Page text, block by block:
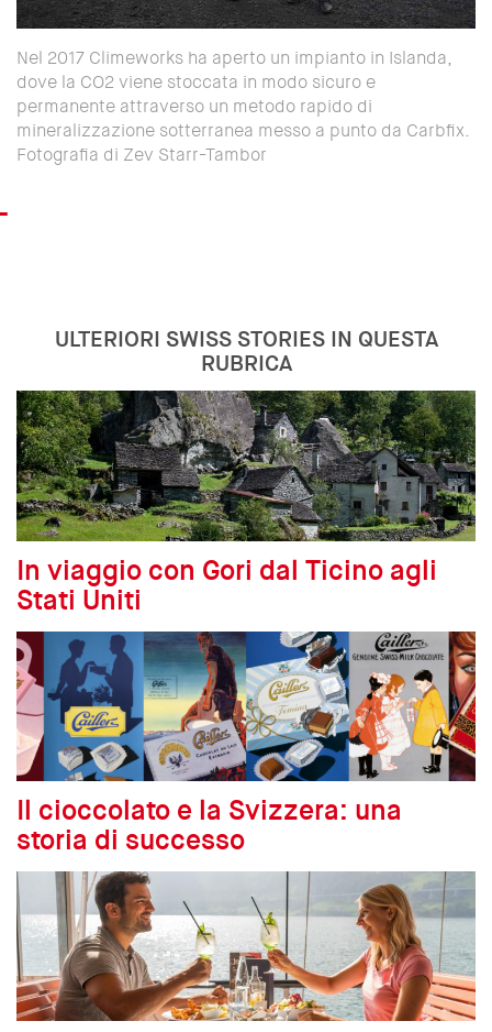
Nel 2017 Climeworks ha aperto un impianto in Islanda,
dove la CO2 viene stoccata in modo sicuro e
permanente attraverso un metodo rapido di
mineralizzazione sotterranea messo a punto da Carbfix.
Fotografia di Zev Starr-Tambor
ULTERIORI SWISS STORIES IN QUESTA
RUBRICA
In viaggio con Gori dal Ticino agli
Stati Uniti
Il cioccolato e la Svizzera: una
storia di successo